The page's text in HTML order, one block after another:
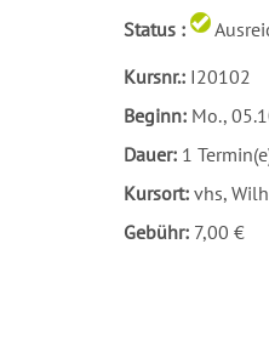
Status :
Kursnr.: I20102
Beginn: Mo.,
Dauer: 1
Kursort: vhs,
Gebühr: 7,00 €